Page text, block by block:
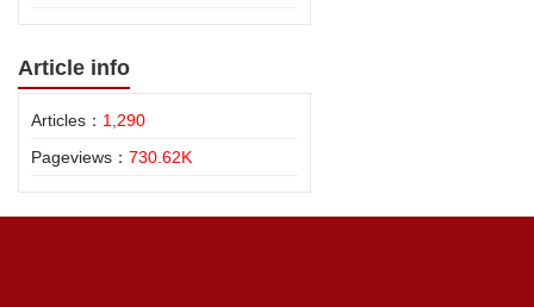
Article info
Articles： 1,290
Pageviews： 730.62K